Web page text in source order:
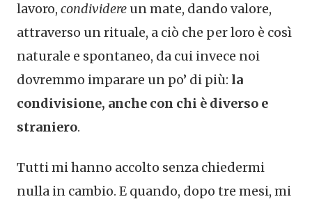
lavoro, condividere un mate, dando valore,
attraverso un rituale, a ciò che per loro è così
naturale e spontaneo, da cui invece noi
dovremmo imparare un po’ di più: la
condivisione, anche con chi è diverso e
straniero.
Tutti mi hanno accolto senza chiedermi
nulla in cambio. E quando, dopo tre mesi, mi